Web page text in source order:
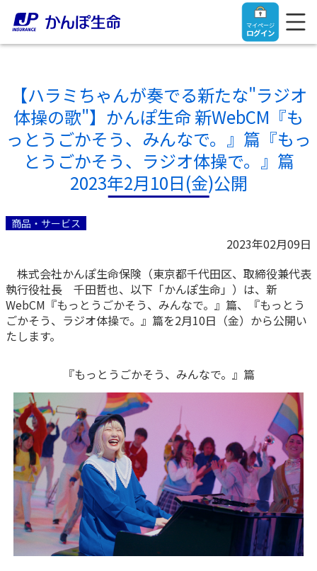
マイページ
ログイン
トップ
ご契約者さま
ご契約者さま
入院保険金・手術保険金のご請求
お手続き一覧
きっかけ・できごとから探す
マイページでできること
新規登録
ログイン
保険をご検討中のお客さま
終身保険
養老保険
定期保険
学資保険
長寿支援保険
お見積りシミュレーション
資料請求
【まずはご相談ください】企業経営でお悩みの方はこ
ちら
目的から探す
お役立ち情報
かんぽ生命の団体取扱い
法人向け資料請求
お問い合わせ先
お役立ち情報
かんぽのLifeサポートナビ
保険
医療
お金
子育て
かんぽ生命について
かんぽ生命について
ご挨拶
経営理念・経営戦略
会社概要
財務情報
株主・投資家のみなさまへ
よくあるご質問
お問い合わせ
サステナビリティ
株主・投資家のみなさまへ
採用情報
【ハラミちゃんが奏でる新たな"ラジオ
体操の歌"】かんぽ生命 新WebCM『も
っとうごかそう、みんなで。』篇『もっ
とうごかそう、ラジオ体操で。』篇
2023年2月10日(金)公開
商品・サービス
2023年02月09日
株式会社かんぽ生命保険（東京都千代田区、取締役兼代表
執行役社長 千田哲也、以下「かんぽ生命」）は、新
WebCM『もっとうごかそう、みんなで。』篇、『もっとう
ごかそう、ラジオ体操で。』篇を2月10日（金）から公開い
たします。
『もっとうごかそう、みんなで。』篇